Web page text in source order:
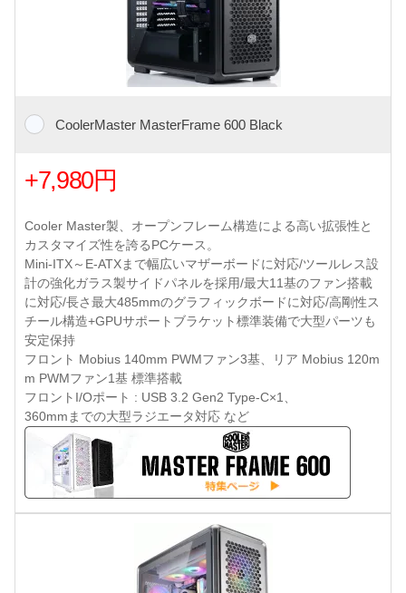
CoolerMaster MasterFrame 600 Black
+7,980円
Cooler Master製、オープンフレーム構造による高い拡張性と
カスタマイズ性を誇るPCケース。
Mini-ITX～E-ATXまで幅広いマザーボードに対応/ツールレス設
計の強化ガラス製サイドパネルを採用/最大11基のファン搭載
に対応/長さ最大485mmのグラフィックボードに対応/高剛性ス
チール構造+GPUサポートブラケット標準装備で大型パーツも
安定保持
フロント Mobius 140mm PWMファン3基、リア Mobius 120m
m PWMファン1基 標準搭載
フロントI/Oポート : USB 3.2 Gen2 Type-C×1、
360mmまでの大型ラジエータ対応 など